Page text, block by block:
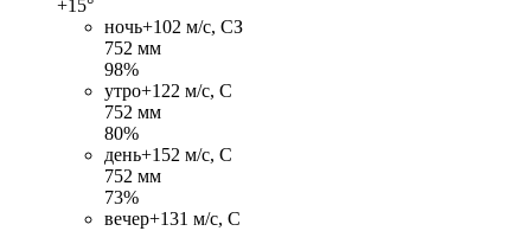
+15°
ночь+102 м/c, СЗ
752 мм
98%
утро+122 м/c, С
752 мм
80%
день+152 м/c, С
752 мм
73%
вечер+131 м/c, С